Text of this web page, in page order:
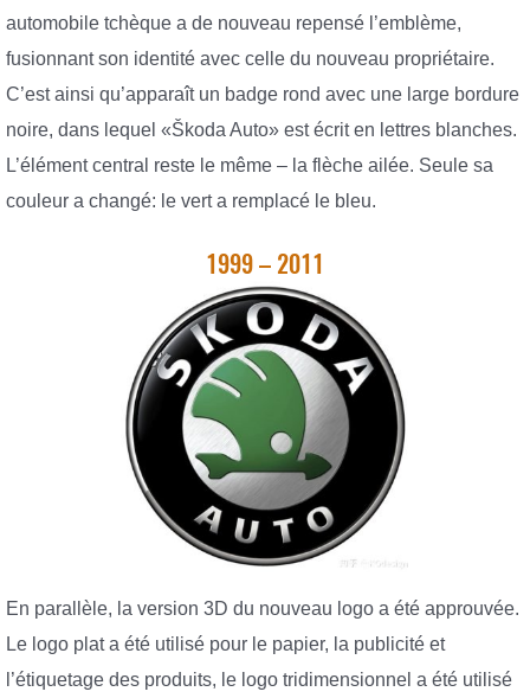
automobile tchèque a de nouveau repensé l’emblème,
fusionnant son identité avec celle du nouveau propriétaire.
C’est ainsi qu’apparaît un badge rond avec une large bordure
noire, dans lequel «Škoda Auto» est écrit en lettres blanches.
L’élément central reste le même – la flèche ailée. Seule sa
couleur a changé: le vert a remplacé le bleu.
1999 – 2011
En parallèle, la version 3D du nouveau logo a été approuvée.
Le logo plat a été utilisé pour le papier, la publicité et
l’étiquetage des produits, le logo tridimensionnel a été utilisé